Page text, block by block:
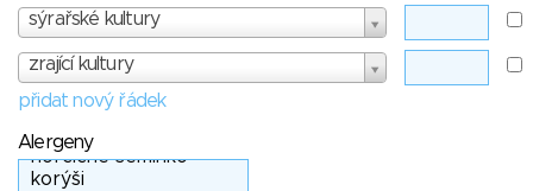
sýrařské kultury
zrající kultury
přidat nový řádek
Alergeny